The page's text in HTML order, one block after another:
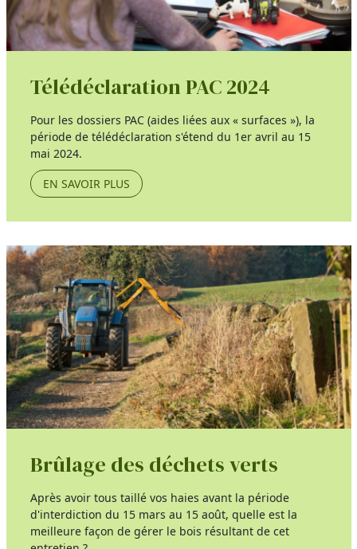
Télédéclaration PAC 2024
Pour les dossiers PAC (aides liées aux « surfaces »), la
période de télédéclaration s'étend du 1er avril au 15
mai 2024.
EN SAVOIR PLUS
Brûlage des déchets verts
Après avoir tous taillé vos haies avant la période
d'interdiction du 15 mars au 15 août, quelle est la
meilleure façon de gérer le bois résultant de cet